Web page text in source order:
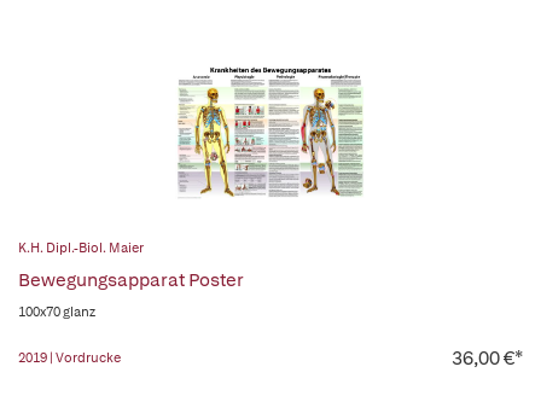
K.H. Dipl.-Biol. Maier
Bewegungsapparat Poster
100x70 glanz
2019 | Vordrucke 36,00 €*